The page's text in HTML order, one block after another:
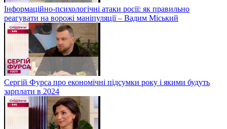
Інформаційно-психологічні атаки росії: як правильно
реагувати на ворожі маніпуляції – Вадим Міський
Сергій Фурса про економічні підсумки року і якими будуть
зарплати в 2024